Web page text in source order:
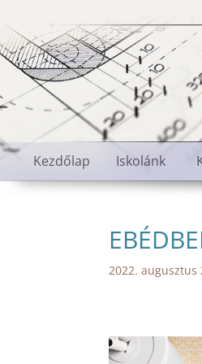
Kezdőlap Iskolánk
2022. augusztus